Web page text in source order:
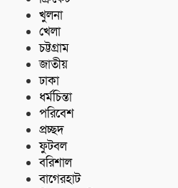
খুলনা
খেলা
চট্টগ্রাম
জাতীয়
ঢাকা
ধর্মচিন্তা
পরিবেশ
প্রচ্ছদ
ফুটবল
বরিশাল
বাগেরহাট